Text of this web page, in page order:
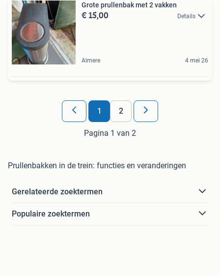
Grote prullenbak met 2 vakken
€ 15,00 Details
Almere 4 mei 26
1 2
Pagina 1 van 2
Prullenbakken in de trein: functies en veranderingen
Gerelateerde zoektermen
Populaire zoektermen